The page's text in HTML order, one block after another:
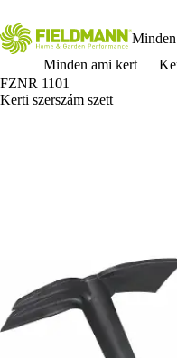
Minden ami kert
FZNR 1101
Kerti szerszám szett